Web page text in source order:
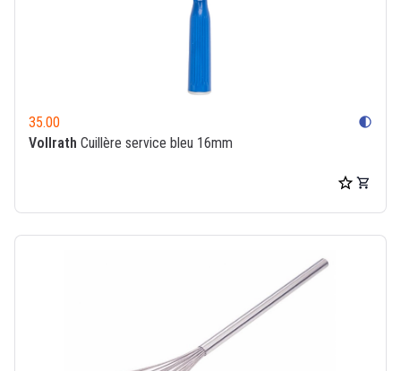
35.00 contrast
Vollrath Cuillère service bleu 16mm